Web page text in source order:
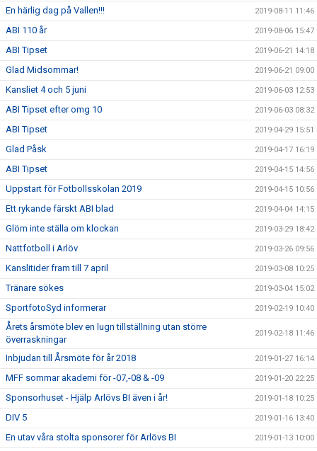
En härlig dag på Vallen!!! 2019-08-11 11:46
ABI 110 år 2019-08-06 15:47
ABI Tipset 2019-06-21 14:18
Glad Midsommar! 2019-06-21 09:00
Kansliet 4 och 5 juni 2019-06-03 12:53
ABI Tipset efter omg 10 2019-06-03 08:32
ABI Tipset 2019-04-29 15:51
Glad Påsk 2019-04-17 16:19
ABI Tipset 2019-04-15 14:56
Uppstart för Fotbollsskolan 2019 2019-04-15 10:56
Ett rykande färskt ABI blad 2019-04-04 14:15
Glöm inte ställa om klockan 2019-03-29 18:42
Nattfotboll i Arlöv 2019-03-26 09:56
Kanslitider fram till 7 april 2019-03-08 10:25
Tränare sökes 2019-03-04 15:02
SportfotoSyd informerar 2019-02-19 10:40
Årets årsmöte blev en lugn tillställning utan större
överraskningar
2019-02-18 11:46
Inbjudan till Årsmöte för år 2018 2019-01-27 16:14
MFF sommar akademi för -07,-08 & -09 2019-01-20 22:25
Sponsorhuset - Hjälp Arlövs BI även i år! 2019-01-18 10:25
DIV 5 2019-01-16 13:40
En utav våra stolta sponsorer för Arlövs BI 2019-01-13 10:00